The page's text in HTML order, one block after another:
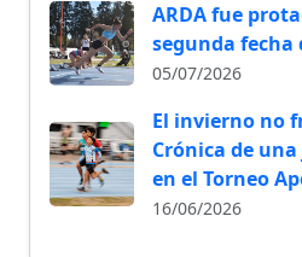
ARDA fue
segunda fecha
05/07/2026
El invierno no
Crónica de
en el Torneo
16/06/2026